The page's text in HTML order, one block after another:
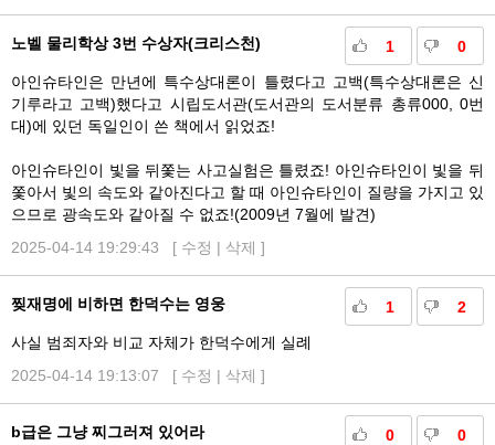
1 0
노벨 물리학상 3번 수상자(크리스천)
아인슈타인은 만년에 특수상대론이 틀렸다고 고백(특수상대론은 신
기루라고 고백)했다고 시립도서관(도서관의 도서분류 총류000, 0번
대)에 있던 독일인이 쓴 책에서 읽었죠!
아인슈타인이 빛을 뒤쫓는 사고실험은 틀렸죠! 아인슈타인이 빛을 뒤
쫓아서 빛의 속도와 같아진다고 할 때 아인슈타인이 질량을 가지고 있
으므로 광속도와 같아질 수 없죠!(2009년 7월에 발견)
2025-04-14 19:29:43 [ 수정 | 삭제 ]
1 2
찢재명에 비하면 한덕수는 영웅
사실 범죄자와 비교 자체가 한덕수에게 실례
2025-04-14 19:13:07 [ 수정 | 삭제 ]
0 0
b급은 그냥 찌그러져 있어라